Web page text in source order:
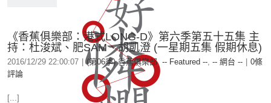
《香蕉俱樂部：港式LONG-D》第六季第五十五集 主
持：杜浚斌、肥SAM、胡凱澄 (一星期五集 假期休息)
2016/12/29 22:00:07 (第06季) 香蕉俱樂部, -- Featured --, -- 網台 --
0條
評論
[...]